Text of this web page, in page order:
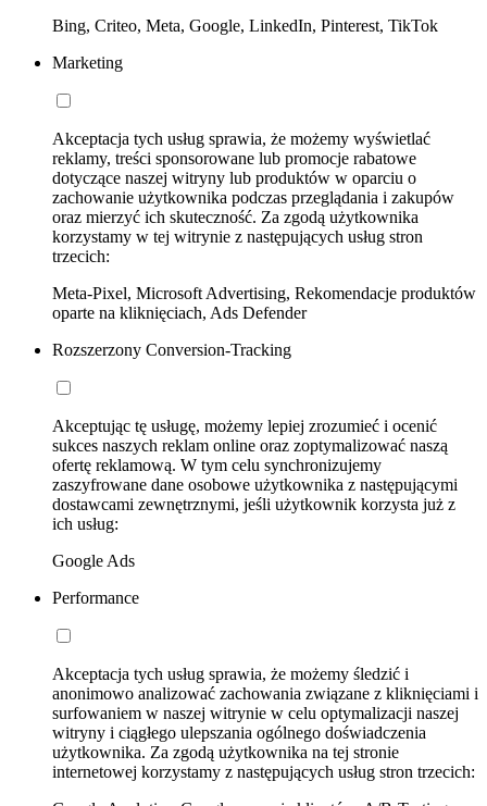
Bing, Criteo, Meta, Google, LinkedIn, Pinterest, TikTok
Marketing
Akceptacja tych usług sprawia, że możemy wyświetlać
reklamy, treści sponsorowane lub promocje rabatowe
dotyczące naszej witryny lub produktów w oparciu o
zachowanie użytkownika podczas przeglądania i zakupów
oraz mierzyć ich skuteczność. Za zgodą użytkownika
korzystamy w tej witrynie z następujących usług stron
trzecich:
Meta-Pixel, Microsoft Advertising, Rekomendacje produktów
oparte na kliknięciach, Ads Defender
Rozszerzony Conversion-Tracking
Akceptując tę usługę, możemy lepiej zrozumieć i ocenić
sukces naszych reklam online oraz zoptymalizować naszą
ofertę reklamową. W tym celu synchronizujemy
zaszyfrowane dane osobowe użytkownika z następującymi
dostawcami zewnętrznymi, jeśli użytkownik korzysta już z
ich usług:
Google Ads
Performance
Akceptacja tych usług sprawia, że możemy śledzić i
anonimowo analizować zachowania związane z kliknięciami i
surfowaniem w naszej witrynie w celu optymalizacji naszej
witryny i ciągłego ulepszania ogólnego doświadczenia
użytkownika. Za zgodą użytkownika na tej stronie
internetowej korzystamy z następujących usług stron trzecich: